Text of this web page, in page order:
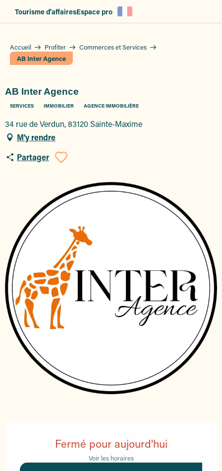
Tourisme d'affairesEspace pro
Accueil Profiter
Commerces et Services
AB Inter Agence
AB Inter Agence
SERVICES IMMOBILIER AGENCE IMMOBILIÈRE
34 rue de Verdun, 83120 Sainte-Maxime
M'y rendre
Partager
Ajouter aux favoris
Fermé pour aujourd'hui
Voir les horaires